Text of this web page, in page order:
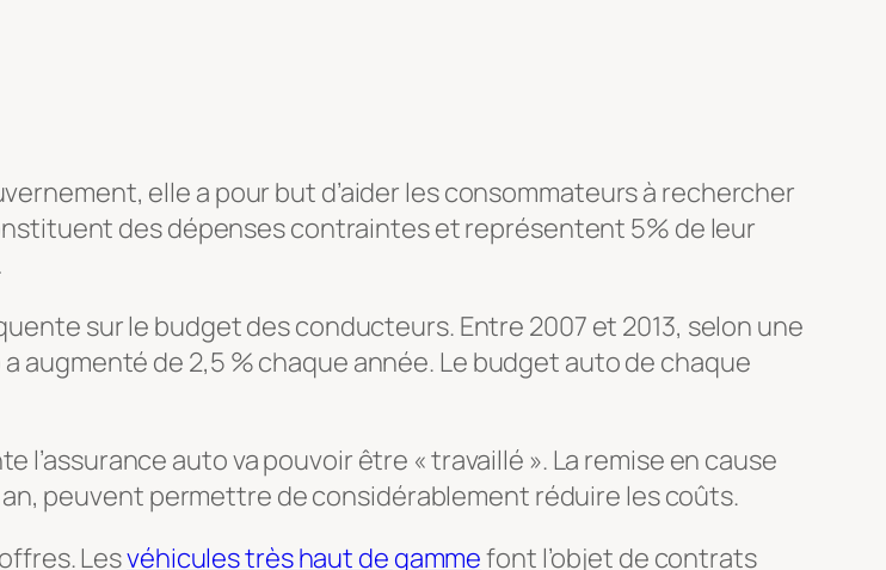
elle a pour but d’aider les consommateurs à rechercher
des dépenses contraintes et représentent 5% de leur
sur le budget des conducteurs. Entre 2007 et 2013, selon une
a augmenté de 2,5 % chaque année. Le budget auto de chaque
l’assurance auto va pouvoir être « travaillé ». La remise en cause
peuvent permettre de considérablement réduire les coûts.
Lesvéhicules très haut de gammefont l’objet de contrats